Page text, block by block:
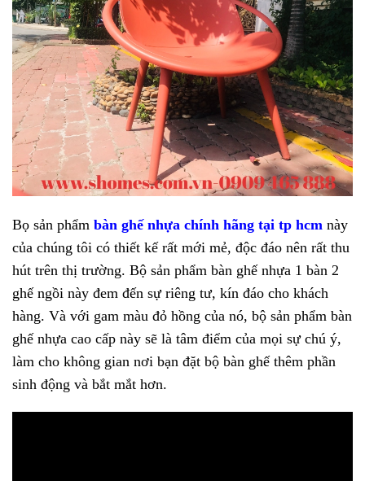
Bọ sản phẩm bàn ghế nhựa chính hãng tại tp hcm này
của chúng tôi có thiết kế rất mới mẻ, độc đáo nên rất thu
hút trên thị trường. Bộ sản phẩm bàn ghế nhựa 1 bàn 2
ghế ngồi này đem đến sự riêng tư, kín đáo cho khách
hàng. Và với gam màu đỏ hồng của nó, bộ sản phẩm bàn
ghế nhựa cao cấp này sẽ là tâm điểm của mọi sự chú ý,
làm cho không gian nơi bạn đặt bộ bàn ghế thêm phần
sinh động và bắt mắt hơn.